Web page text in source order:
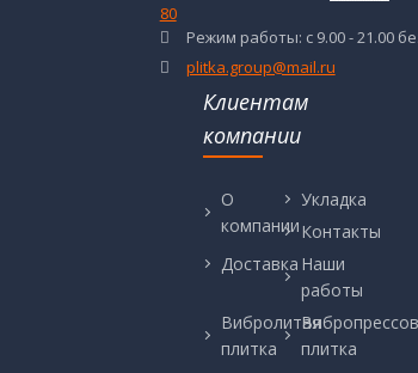
80
Режим работы: с 9.00 - 21.00
plitka.group@mail.ru
Клиентам
компании
О
компании
Укладка
Контакты
Доставка Наши
работы
Вибролитая
плитка
плитка